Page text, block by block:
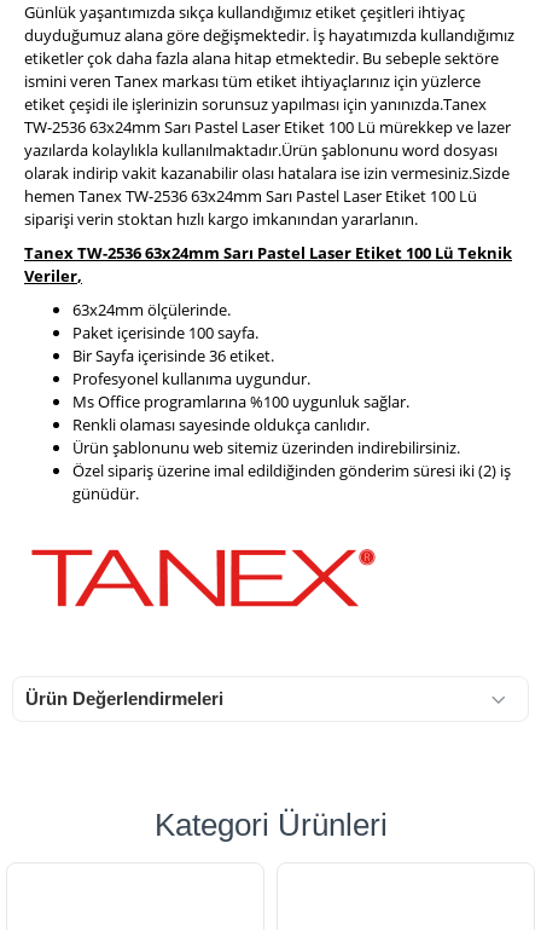
Günlük yaşantımızda sıkça kullandığımız etiket çeşitleri ihtiyaç
duyduğumuz alana göre değişmektedir. İş hayatımızda kullandığımız
etiketler çok daha fazla alana hitap etmektedir. Bu sebeple sektöre
ismini veren Tanex markası tüm etiket ihtiyaçlarınız için yüzlerce
etiket çeşidi ile işlerinizin sorunsuz yapılması için yanınızda.Tanex
TW-2536 63x24mm Sarı Pastel Laser Etiket 100 Lü mürekkep ve lazer
yazılarda kolaylıkla kullanılmaktadır.Ürün şablonunu word dosyası
olarak indirip vakit kazanabilir olası hatalara ise izin vermesiniz.Sizde
hemen Tanex TW-2536 63x24mm Sarı Pastel Laser Etiket 100 Lü
siparişi verin stoktan hızlı kargo imkanından yararlanın.
Tanex TW-2536 63x24mm Sarı Pastel Laser Etiket 100 Lü Teknik
Veriler,
63x24mm ölçülerinde.
Paket içerisinde 100 sayfa.
Bir Sayfa içerisinde 36 etiket.
Profesyonel kullanıma uygundur.
Ms Office programlarına %100 uygunluk sağlar.
Renkli olaması sayesinde oldukça canlıdır.
Ürün şablonunu web sitemiz üzerinden indirebilirsiniz.
Özel sipariş üzerine imal edildiğinden gönderim süresi iki (2) iş
günüdür.
Ürün Değerlendirmeleri
Kategori Ürünleri